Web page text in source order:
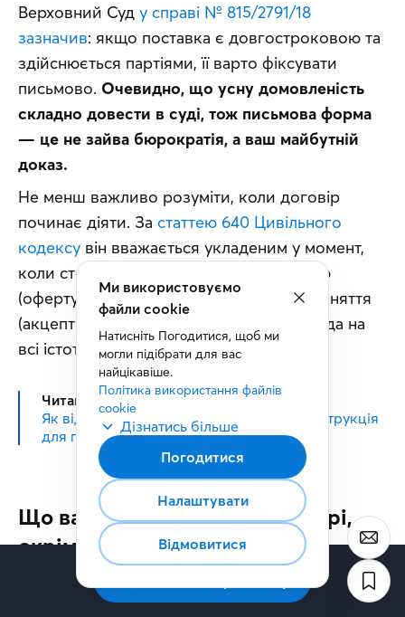
Верховний Суд у справі № 815/2791/18
зазначив: якщо поставка є довгостроковою та
здійснюється партіями, її варто фіксувати
письмово. Очевидно, що усну домовленість
складно довести в суді, тож письмова форма
— це не зайва бюрократія, а ваш майбутній
доказ.
Не менш важливо розуміти, коли договір
починає діяти. За статтею 640 Цивільного
кодексу він вважається укладеним у момент,
коли сторона, яка надіслала пропозицію
(оферту), отримала відповідь про її прийняття
(акцепт), тобто коли є підтверджена згода на
всі істотні умови.
Читайте також:
Як відкрити ФОП в Україні: покрокова інструкція
для підприємців
Що варто прописати в договорі,
окрім обов’язкових умов
стотні умови, перелічені вище, роблять договір
Ми використовуємо
файли cookie
Натисніть Погодитися, щоб ми
могли підібрати для вас
найцікавіше.
Політика використання файлів
cookie
Дізнатись більше
Погодитися
Налаштувати
Відмовитися